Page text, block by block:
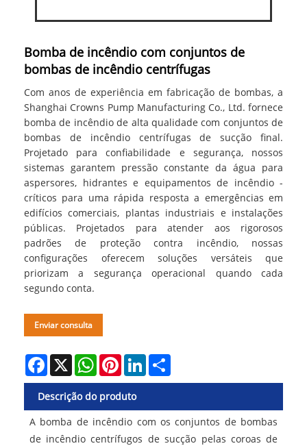
Bomba de incêndio com conjuntos de
bombas de incêndio centrífugas
Com anos de experiência em fabricação de bombas, a
Shanghai Crowns Pump Manufacturing Co., Ltd. fornece
bomba de incêndio de alta qualidade com conjuntos de
bombas de incêndio centrífugas de sucção final.
Projetado para confiabilidade e segurança, nossos
sistemas garantem pressão constante da água para
aspersores, hidrantes e equipamentos de incêndio -
críticos para uma rápida resposta a emergências em
edifícios comerciais, plantas industriais e instalações
públicas. Projetados para atender aos rigorosos
padrões de proteção contra incêndio, nossas
configurações oferecem soluções versáteis que
priorizam a segurança operacional quando cada
segundo conta.
Enviar consulta
Facebook
X WhatsAppPinterestLinkedIn
Descrição do produto
A bomba de incêndio com os conjuntos de bombas
de incêndio centrífugos de sucção pelas coroas de